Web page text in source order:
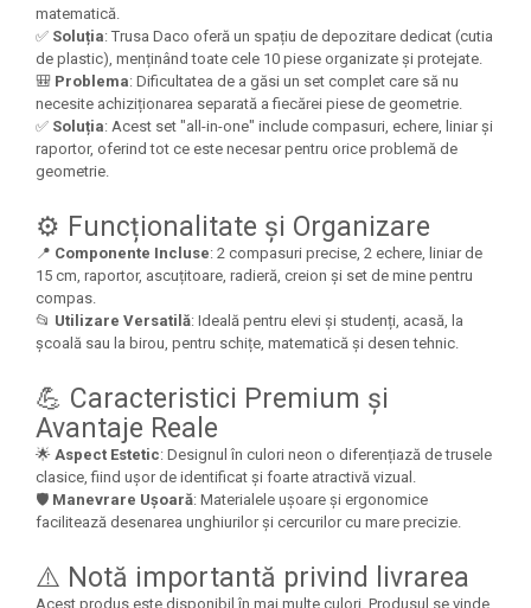
matematică.
✅ Soluția: Trusa Daco oferă un spațiu de depozitare dedicat (cutia
de plastic), menținând toate cele 10 piese organizate și protejate.
🎒 Problema: Dificultatea de a găsi un set complet care să nu
necesite achiziționarea separată a fiecărei piese de geometrie.
✅ Soluția: Acest set "all-in-one" include compasuri, echere, liniar și
raportor, oferind tot ce este necesar pentru orice problemă de
geometrie.
⚙️ Funcționalitate și Organizare
📍 Componente Incluse: 2 compasuri precise, 2 echere, liniar de
15 cm, raportor, ascuțitoare, radieră, creion și set de mine pentru
compas.
📂 Utilizare Versatilă: Ideală pentru elevi și studenți, acasă, la
școală sau la birou, pentru schițe, matematică și desen tehnic.
💪 Caracteristici Premium și
Avantaje Reale
🌟 Aspect Estetic: Designul în culori neon o diferențiază de trusele
clasice, fiind ușor de identificat și foarte atractivă vizual.
🛡️ Manevrare Ușoară: Materialele ușoare și ergonomice
facilitează desenarea unghiurilor și cercurilor cu mare precizie.
⚠️ Notă importantă privind livrarea
Acest produs este disponibil în mai multe culori. Produsul se vinde